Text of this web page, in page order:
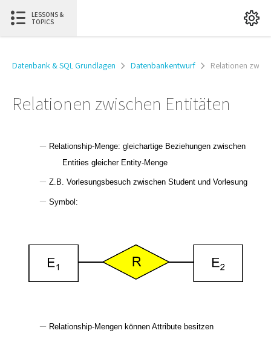
LESSONS &
TOPICS
Datenbank & SQL Grundlagen Datenbankentwurf Relationen
Relationen zwischen Entitäten
– Relationship-Menge: gleichartige Beziehungen zwischen
Entities gleicher Entity-Menge
–Z.B. Vorlesungsbesuch zwischen Student und Vorlesung
–Symbol:
– Relationship-Mengen können Attribute besitzen